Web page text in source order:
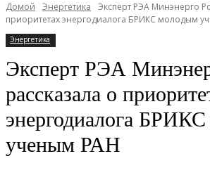
Домой Энергетика
Эксперт РЭА Минэнерго
приоритетах энергодиалога БРИКС молодым
Энергетика
Эксперт РЭА
рассказала о
энергодиалога
ученым РАН